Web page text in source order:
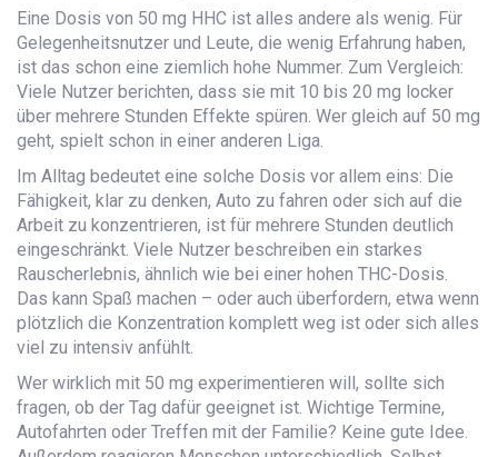
Eine Dosis von 50 mg HHC ist alles andere als wenig. Für
Gelegenheitsnutzer und Leute, die wenig Erfahrung haben,
ist das schon eine ziemlich hohe Nummer. Zum Vergleich:
Viele Nutzer berichten, dass sie mit 10 bis 20 mg locker
über mehrere Stunden Effekte spüren. Wer gleich auf 50 mg
geht, spielt schon in einer anderen Liga.
Im Alltag bedeutet eine solche Dosis vor allem eins: Die
Fähigkeit, klar zu denken, Auto zu fahren oder sich auf die
Arbeit zu konzentrieren, ist für mehrere Stunden deutlich
eingeschränkt. Viele Nutzer beschreiben ein starkes
Rauscherlebnis, ähnlich wie bei einer hohen THC-Dosis.
Das kann Spaß machen – oder auch überfordern, etwa wenn
plötzlich die Konzentration komplett weg ist oder sich alles
viel zu intensiv anfühlt.
Wer wirklich mit 50 mg experimentieren will, sollte sich
fragen, ob der Tag dafür geeignet ist. Wichtige Termine,
Autofahrten oder Treffen mit der Familie? Keine gute Idee.